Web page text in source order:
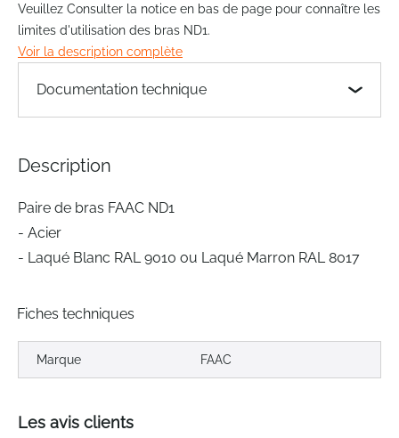
of
the
images
Veuillez Consulter la notice en bas de page pour connaître les
limites d'utilisation des bras ND1.
Voir la description complète
Documentation technique
Description
Paire de bras FAAC ND1
- Acier
- Laqué Blanc RAL 9010 ou Laqué Marron RAL 8017
Fiches techniques
Marque FAAC
Les avis clients